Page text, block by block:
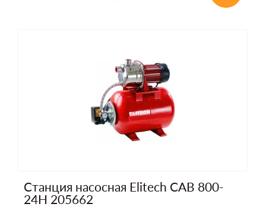
Станция насосная Elitech САВ 800-
24Н 205662